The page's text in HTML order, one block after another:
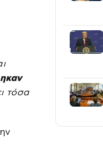
τόσα